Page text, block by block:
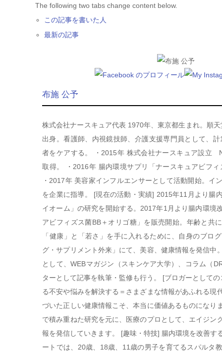
The following two tabs change content below.
この記事を書いた人
最新の記事
布施 公予
株式会社ナースキュア代表 1970年、東京都生まれ。順
出身。看護師、内視鏡技師、介護支援専門員として、
者をケアする。 ・2015年 株式会社ナースキュア設立
取得。 ・2016年 腸内環境サプリ「ナースキュアビフ
・2017年 美容家インフルエンサーとして活動開始。イ
を企業に指導。 [現在の活動・実績] 2015年11月より腸
イオーム」の研究を開始する。2017年1月より腸内環境
アビフィズス菌BB＋オリゴ糖」を販売開始。年齢と共
「健康」と「若さ」を手に入れるために、自身のブロ
グ・サプリメント外来」にて、美容、健康情報を発信中
として、WEBマガジン（スキンケア大学）、コラム（
ターとして記事を執筆・監修も行う。 [ブロガーとして
る不安や悩みを解決する＝さまざまな情報があふれる現
づいた正しい健康情報こそ、本当に価値あるものになり
で積み重ねた研究を元に、医療のプロとして、エイジン
報を発信していきます。 [趣味・特技] 腸内環境を改善す
ートでは、20歳、18歳、11歳の男子を育てるスパルタ